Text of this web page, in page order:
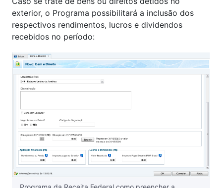
exterior, o Programa possibilitará a inclusão dos
respectivos rendimentos, lucros e dividendos
recebidos no período: